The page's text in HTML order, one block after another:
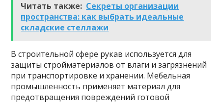
Читать также: Секреты организации
пространства: как выбрать идеальные
складские стеллажи
В строительной сфере рукав используется для
защиты стройматериалов от влаги и загрязнений
при транспортировке и хранении. Мебельная
промышленность применяет материал для
предотвращения повреждений готовой